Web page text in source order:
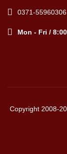
0371-55960306
Mon - Fri /
Copyright 2008-